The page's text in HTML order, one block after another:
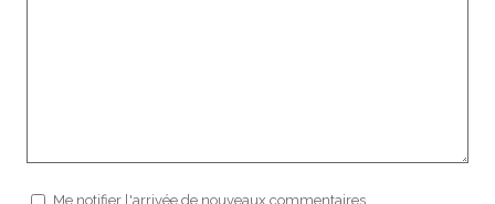
Me notifier l'arrivée de nouveaux commentaires